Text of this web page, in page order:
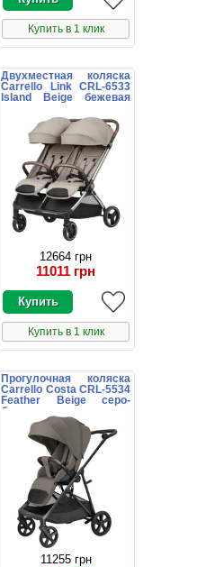
Купить в 1 клик
Двухместная коляска
Carrello Link CRL-6533
Island Beige бежевая
12664 грн
11011 грн
Купить в 1 клик
Прогулочная коляска
Carrello Costa CRL-5534
Feather Beige серо-
бежевая
11255 грн